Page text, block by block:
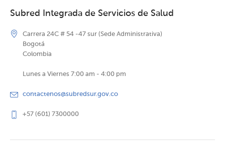
Subred Integrada de Servicios de Salud
Carrera 24C # 54 -47 sur (Sede Administrativa)
Bogotá
Colombia
Lunes a Viernes 7:00 am - 4:00 pm
contactenos@subredsur.gov.co
+57 (601) 7300000